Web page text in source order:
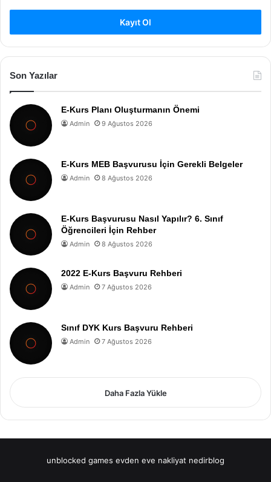
Kayıt Ol
Son Yazılar
E-Kurs Planı Oluşturmanın Önemi
Admin 9 Ağustos 2026
E-Kurs MEB Başvurusu İçin Gerekli Belgeler
Admin 8 Ağustos 2026
E-Kurs Başvurusu Nasıl Yapılır? 6. Sınıf
Öğrencileri İçin Rehber
Admin 8 Ağustos 2026
2022 E-Kurs Başvuru Rehberi
Admin 7 Ağustos 2026
Sınıf DYK Kurs Başvuru Rehberi
Admin 7 Ağustos 2026
Daha Fazla Yükle
unblocked games evden eve nakliyat nedirblog